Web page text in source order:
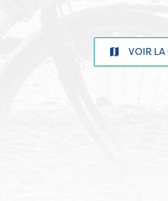
VOIR LA